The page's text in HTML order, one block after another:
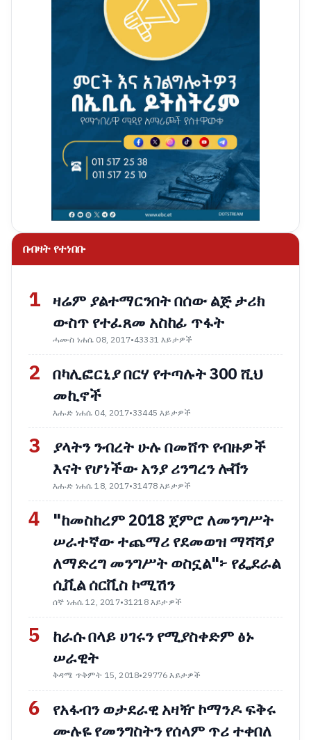
በብዛት የተነበቡ
1 ዛሬም ያልተማርንበት በሰው ልጅ ታሪክ
ውስጥ የተፈጸመ አስከፊ ጥፋት
ሓሙስ ነሐሴ 08, 2017•43331 እይታዎች
2 በካሊፎርኒያ በርሃ የተጣሉት 300 ሺህ
መኪኖች
እሑድ ነሐሴ 04, 2017•33445 እይታዎች
3
ያላትን ንብረት ሁሉ በመሸጥ የብዙዎች
እናት የሆነችው አንያ ሪንግረን ሎቨን
እሑድ ነሐሴ 18, 2017•31478 እይታዎች
4
"ከመስከረም 2018 ጀምሮ ለመንግሥት
ሠራተኛው ተጨማሪ የደመወዝ ማሻሻያ
ለማድረግ መንግሥት ወስኗል"፦ የፌደራል
ሲቪል ሰርቪስ ኮሚሽን
ሰኞ ነሐሴ 12, 2017•31218 እይታዎች
5
ከራሱ በላይ ሀገሩን የሚያስቀድም ፅኑ
ሠራዊት
ቅዳሜ ጥቅምት 15, 2018•29776 እይታዎች
6
የአፋብን ወታደራዊ አዛዥ ኮማንዶ ፍቅሩ
ሙሉዬ የመንግስትን የሰላም ጥሪ ተቀበለ